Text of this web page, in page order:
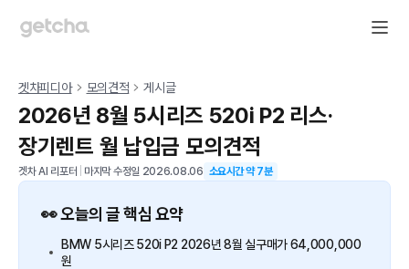
겟차피디아 모의견적 게시글
2026년 8월 5시리즈 520i P2 리스·
장기렌트 월 납입금 모의견적
겟차 AI 리포터 마지막 수정일 2026.08.06 소요시간 약7분
👀 오늘의 글 핵심 요약
BMW 5시리즈 520i P2 2026년 8월 실구매가 64,000,000
원